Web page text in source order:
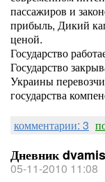
пассажиров и
прибыль, Дикий
ценой.
Государство
Государство
Украины
государства
комментарии: 3
Дневник
05-11-2010 11:08